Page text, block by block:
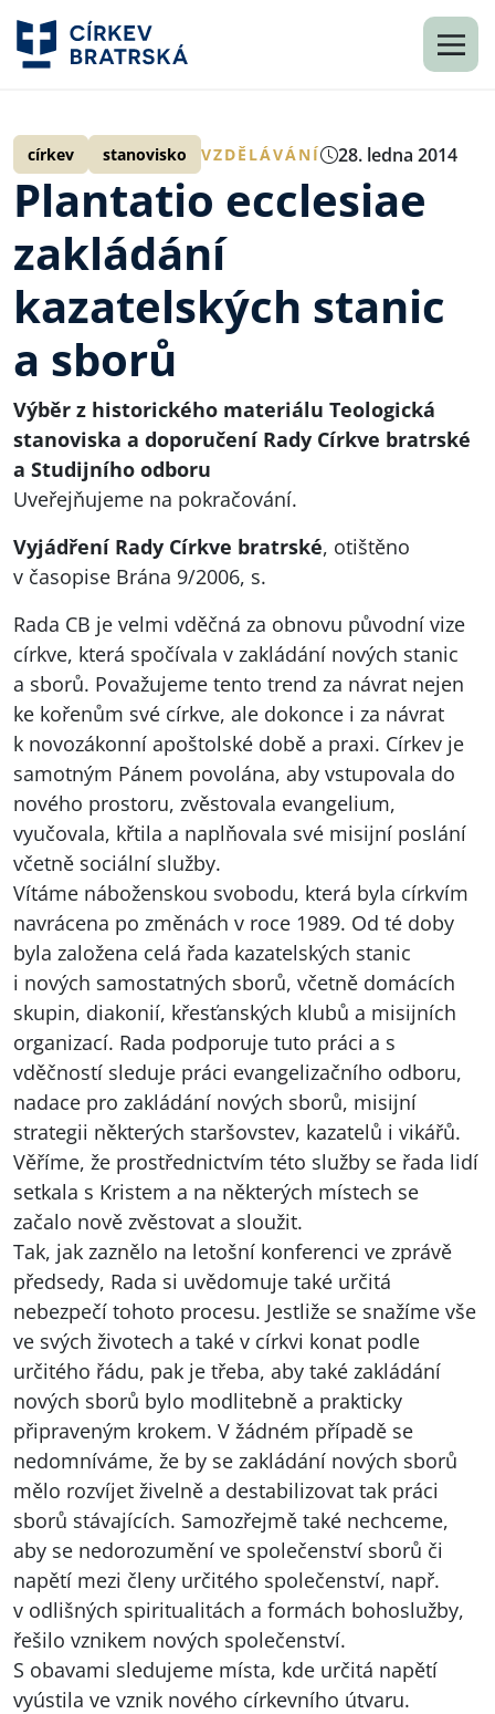
církev stanovisko VZDĚLÁVÁNÍ 28. ledna 2014
Plantatio ecclesiae
zakládání
kazatelských stanic
a sborů
Výběr z historického materiálu Teologická
stanoviska a doporučení Rady Církve bratrské
a Studijního odboru
Uveřejňujeme na pokračování.
Vyjádření Rady Církve bratrské, otištěno
v časopise Brána 9/2006, s.
Rada CB je velmi vděčná za obnovu původní vize
církve, která spočívala v zakládání nových stanic
a sborů. Považujeme tento trend za návrat nejen
ke kořenům své církve, ale dokonce i za návrat
k novozákonní apoštolské době a praxi. Církev je
samotným Pánem povolána, aby vstupovala do
nového prostoru, zvěstovala evangelium,
vyučovala, křtila a naplňovala své misijní poslání
včetně sociální služby.
Vítáme náboženskou svobodu, která byla církvím
navrácena po změnách v roce 1989. Od té doby
byla založena celá řada kazatelských stanic
i nových samostatných sborů, včetně domácích
skupin, diakonií, křesťanských klubů a misijních
organizací. Rada podporuje tuto práci a s
vděčností sleduje práci evangelizačního odboru,
nadace pro zakládání nových sborů, misijní
strategii některých staršovstev, kazatelů i vikářů.
Věříme, že prostřednictvím této služby se řada lidí
setkala s Kristem a na některých místech se
začalo nově zvěstovat a sloužit.
Tak, jak zaznělo na letošní konferenci ve zprávě
předsedy, Rada si uvědomuje také určitá
nebezpečí tohoto procesu. Jestliže se snažíme vše
ve svých životech a také v církvi konat podle
určitého řádu, pak je třeba, aby také zakládání
nových sborů bylo modlitebně a prakticky
připraveným krokem. V žádném případě se
nedomníváme, že by se zakládání nových sborů
mělo rozvíjet živelně a destabilizovat tak práci
sborů stávajících. Samozřejmě také nechceme,
aby se nedorozumění ve společenství sborů či
napětí mezi členy určitého společenství, např.
v odlišných spiritualitách a formách bohoslužby,
řešilo vznikem nových společenství.
S obavami sledujeme místa, kde určitá napětí
vyústila ve vznik nového církevního útvaru.